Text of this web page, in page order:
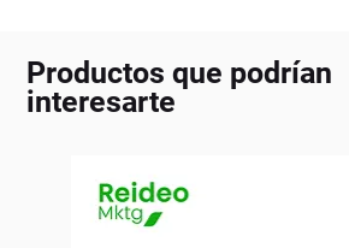
Productos que podrían
interesarte